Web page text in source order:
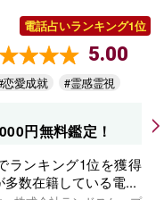
電話占いランキング1位
5.00
恋愛成就 #霊感霊視
円無料鑑定！
ランキング1位を獲得
多数在籍している電...